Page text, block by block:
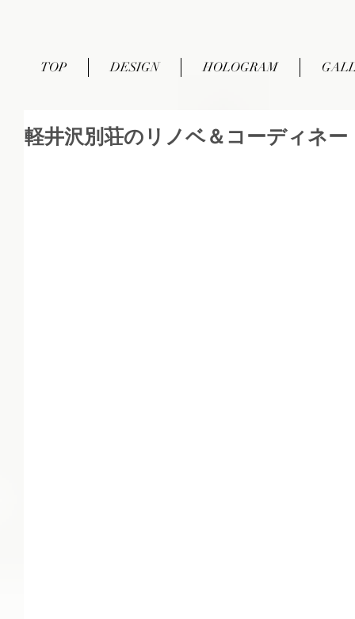
TOP DESIGN HOLOGRAM
軽井沢別荘のリノベ＆コーディネー